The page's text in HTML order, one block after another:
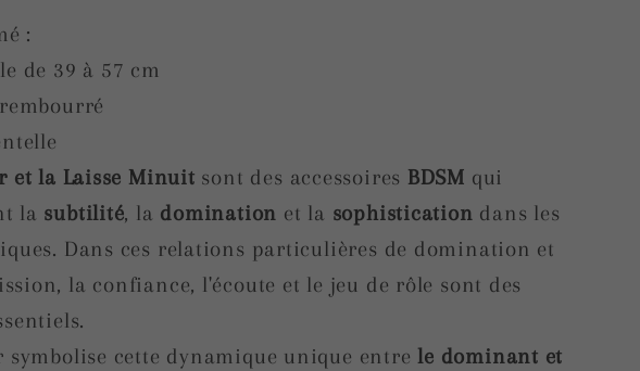
:
de 39 à 57 cm
et la Laisse Minuit sont des accessoires BDSM qui
la subtilité, la domination et la sophistication dans les
Dans ces relations particulières de domination et
la confiance, l'écoute et le jeu de rôle sont des
symbolise cette dynamique unique entrele dominant et